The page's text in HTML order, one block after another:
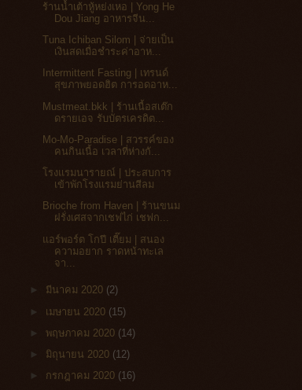
ร้านน้ำเต้าหู้หย่งเหอ | Yong He
Dou Jiang อาหารจีน...
Tuna Ichiban Silom | จ่ายเป็น
เงินสดเมื่อชำระค่าอาห...
Intermittent Fasting | เทรนด์
สุขภาพยอดฮิต การอดอาห...
Mustmeat.bkk | ร้านเนื้อสเต๊ก
ดรายเอจ รับบัตรเครดิต...
Mo-Mo-Paradise | สวรรค์ของ
คนกินเนื้อ เวลาที่ห่างกั...
โรงแรมนารายณ์ | ประสบการ
เข้าพักโรงแรมย่านสีลม
Brioche from Haven | ร้านขนม
ฝรั่งเศสจากเชฟไก่ เชฟก...
แอร์พอร์ต โกปี เตี๊ยม | สนอง
ความอยาก ราดหน้าทะเล
จา...
► มีนาคม 2020 (2)
► เมษายน 2020 (15)
►พฤษภาคม 2020 (14)
► มิถุนายน 2020 (12)
► กรกฎาคม 2020 (16)